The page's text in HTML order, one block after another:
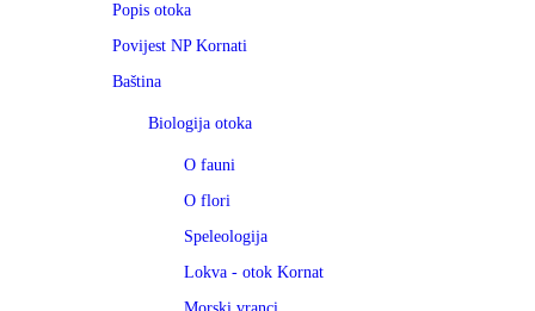
Popis otoka
Povijest NP Kornati
Baština
Biologija otoka
O fauni
O flori
Speleologija
Lokva - otok Kornat